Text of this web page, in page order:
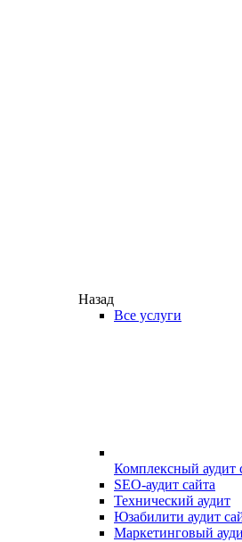
Назад
Все услуги
Комплексный аудит
SEO-аудит сайта
Технический аудит
Юзабилити аудит
Маркетинговый